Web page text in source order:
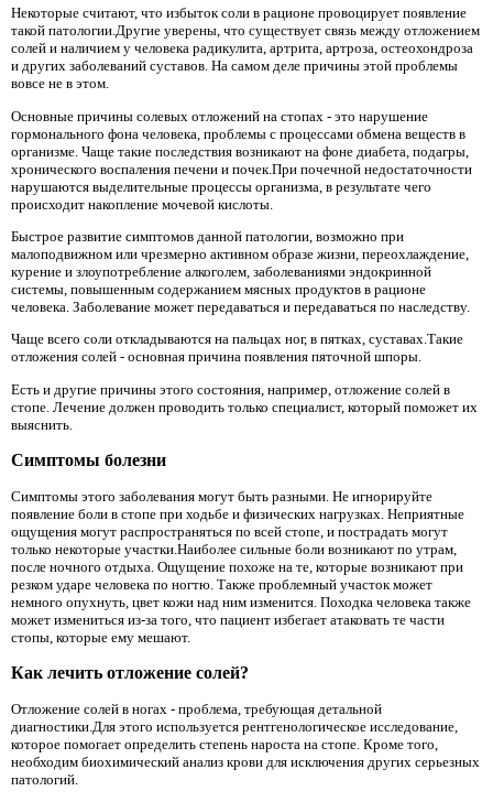
Некоторые считают, что избыток соли в рационе провоцирует появление
такой патологии.Другие уверены, что существует связь между отложением
солей и наличием у человека радикулита, артрита, артроза, остеохондроза
и других заболеваний суставов. На самом деле причины этой проблемы
вовсе не в этом.
Основные причины солевых отложений на стопах - это нарушение
гормонального фона человека, проблемы с процессами обмена веществ в
организме. Чаще такие последствия возникают на фоне диабета, подагры,
хронического воспаления печени и почек.При почечной недостаточности
нарушаются выделительные процессы организма, в результате чего
происходит накопление мочевой кислоты.
Быстрое развитие симптомов данной патологии, возможно при
малоподвижном или чрезмерно активном образе жизни, переохлаждение,
курение и злоупотребление алкоголем, заболеваниями эндокринной
системы, повышенным содержанием мясных продуктов в рационе
человека. Заболевание может передаваться и передаваться по наследству.
Чаще всего соли откладываются на пальцах ног, в пятках, суставах.Такие
отложения солей - основная причина появления пяточной шпоры.
Есть и другие причины этого состояния, например, отложение солей в
стопе. Лечение должен проводить только специалист, который поможет их
выяснить.
Симптомы болезни
Симптомы этого заболевания могут быть разными. Не игнорируйте
появление боли в стопе при ходьбе и физических нагрузках. Неприятные
ощущения могут распространяться по всей стопе, и пострадать могут
только некоторые участки.Наиболее сильные боли возникают по утрам,
после ночного отдыха. Ощущение похоже на те, которые возникают при
резком ударе человека по ногтю. Также проблемный участок может
немного опухнуть, цвет кожи над ним изменится. Походка человека также
может измениться из-за того, что пациент избегает атаковать те части
стопы, которые ему мешают.
Как лечить отложение солей?
Отложение солей в ногах - проблема, требующая детальной
диагностики.Для этого используется рентгенологическое исследование,
которое помогает определить степень нароста на стопе. Кроме того,
необходим биохимический анализ крови для исключения других серьезных
патологий.